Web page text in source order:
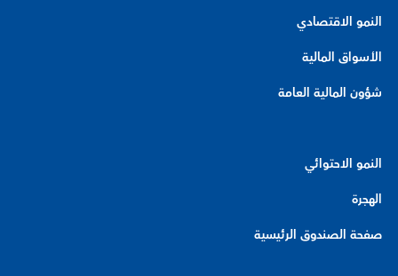
النمو الاقتصادي
الأسواق المالية
شؤون المالية العامة
النمو الاحتوائي
الهجرة
صفحة الصندوق الرئيسية